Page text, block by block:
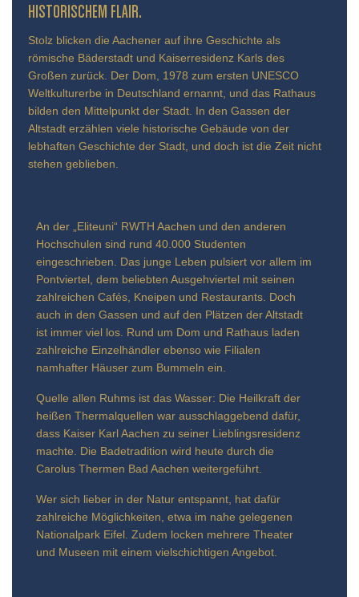
TORISCHEM FLAIR.
Stolz blicken die Aachener auf ihre Geschichte als
römische Bäderstadt und Kaiserresidenz Karls des
Großen zurück. Der Dom, 1978 zum ersten UNESCO
Weltkulturerbe in Deutschland ernannt, und das Rathaus
bilden den Mittelpunkt der Stadt. In den Gassen der
Altstadt erzählen viele historische Gebäude von der
lebhaften Geschichte der Stadt, und doch ist die Zeit nicht
stehen geblieben.
An der „Eliteuni“ RWTH Aachen und den anderen
Hochschulen sind rund 40.000 Studenten
eingeschrieben. Das junge Leben pulsiert vor allem im
Pontviertel, dem beliebten Ausgehviertel mit seinen
zahlreichen Cafés, Kneipen und Restaurants. Doch
auch in den Gassen und auf den Plätzen der Altstadt
ist immer viel los. Rund um Dom und Rathaus laden
zahlreiche Einzelhändler ebenso wie Filialen
namhafter Häuser zum Bummeln ein.
Quelle allen Ruhms ist das Wasser: Die Heilkraft der
heißen Thermalquellen war ausschlaggebend dafür,
dass Kaiser Karl Aachen zu seiner Lieblingsresidenz
machte. Die Badetradition wird heute durch die
Carolus Thermen Bad Aachen weitergeführt.
Wer sich lieber in der Natur entspannt, hat dafür
zahlreiche Möglichkeiten, etwa im nahe gelegenen
Nationalpark Eifel. Zudem locken mehrere Theater
und Museen mit einem vielschichtigen Angebot.